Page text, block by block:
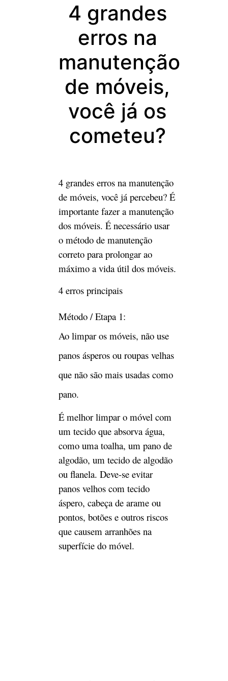
4 grandes
erros na
manutenção
de móveis,
você já os
cometeu?
4 grandes erros na manutenção
de móveis, você já percebeu? É
importante fazer a manutenção
dos móveis. É necessário usar
o método de manutenção
correto para prolongar ao
máximo a vida útil dos móveis.
4 erros principais
Método / Etapa 1:
Ao limpar os móveis, não use
panos ásperos ou roupas velhas
que não são mais usadas como
pano.
É melhor limpar o móvel com
um tecido que absorva água,
como uma toalha, um pano de
algodão, um tecido de algodão
ou flanela. Deve-se evitar
panos velhos com tecido
áspero, cabeça de arame ou
pontos, botões e outros riscos
que causem arranhões na
superfície do móvel.